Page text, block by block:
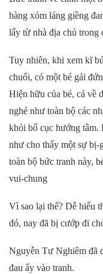
hàng xóm láng giềng
lấy từ nhà địa chủ trong
Tuy nhiên, khi xem kĩ
chuối, có một bé gái
Hiện hữu của bé, cả về
nghé như toàn bộ các
khỏi bố cục hướng tâm.
như cho thấy một sự bị-
toàn bộ bức tranh này,
vui-chung
Vì sao lại thế? Dễ hiểu
đó, nay đã bị cướp đi
Nguyễn Tư Nghiêm đã
đau ấy vào tranh.